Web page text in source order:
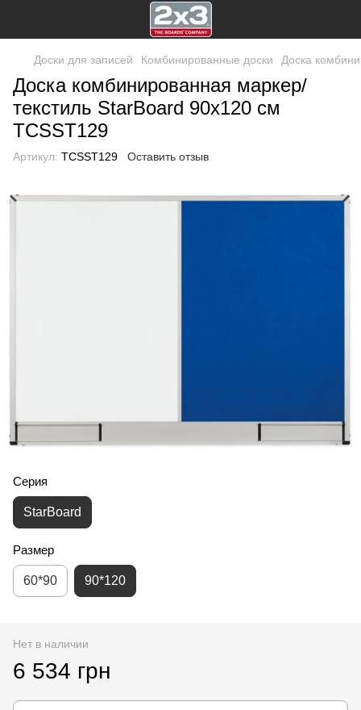
Доски для записей Комбинированные доски Доска
Доска комбинированная маркер/
текстиль StarBoard 90х120 см
TCSST129
Артикул: TCSST129 Оставить отзыв
Серия
StarBoard
Размер
60*90 90*120
Нет в наличии
6 534 грн